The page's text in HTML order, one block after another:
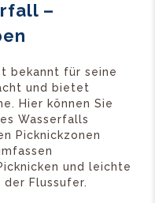
–
bekannt für seine
und bietet
Hier können Sie
Wasserfalls
Picknickzonen
und leichte
Flussufer.